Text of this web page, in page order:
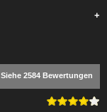
+
Siehe 2584 Bewertungen